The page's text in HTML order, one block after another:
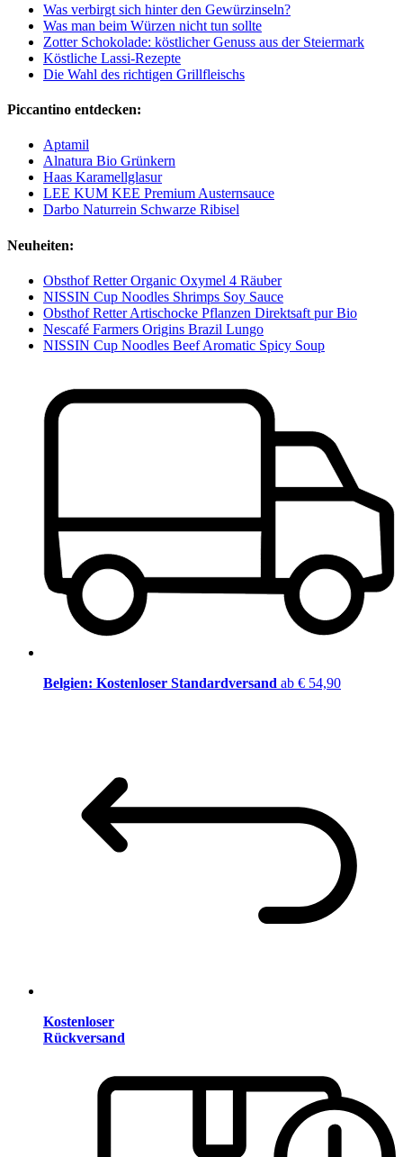
Was verbirgt sich hinter den Gewürzinseln?
Was man beim Würzen nicht tun sollte
Zotter Schokolade: köstlicher Genuss aus der Steiermark
Köstliche Lassi-Rezepte
Die Wahl des richtigen Grillfleischs
Piccantino entdecken:
Aptamil
Alnatura Bio Grünkern
Haas Karamellglasur
LEE KUM KEE Premium Austernsauce
Darbo Naturrein Schwarze Ribisel
Neuheiten:
Obsthof Retter Organic Oxymel 4 Räuber
NISSIN Cup Noodles Shrimps Soy Sauce
Obsthof Retter Artischocke Pflanzen Direktsaft pur Bio
Nescafé Farmers Origins Brazil Lungo
NISSIN Cup Noodles Beef Aromatic Spicy Soup
Belgien: Kostenloser Standardversand ab € 54,90
Kostenloser
Rückversand